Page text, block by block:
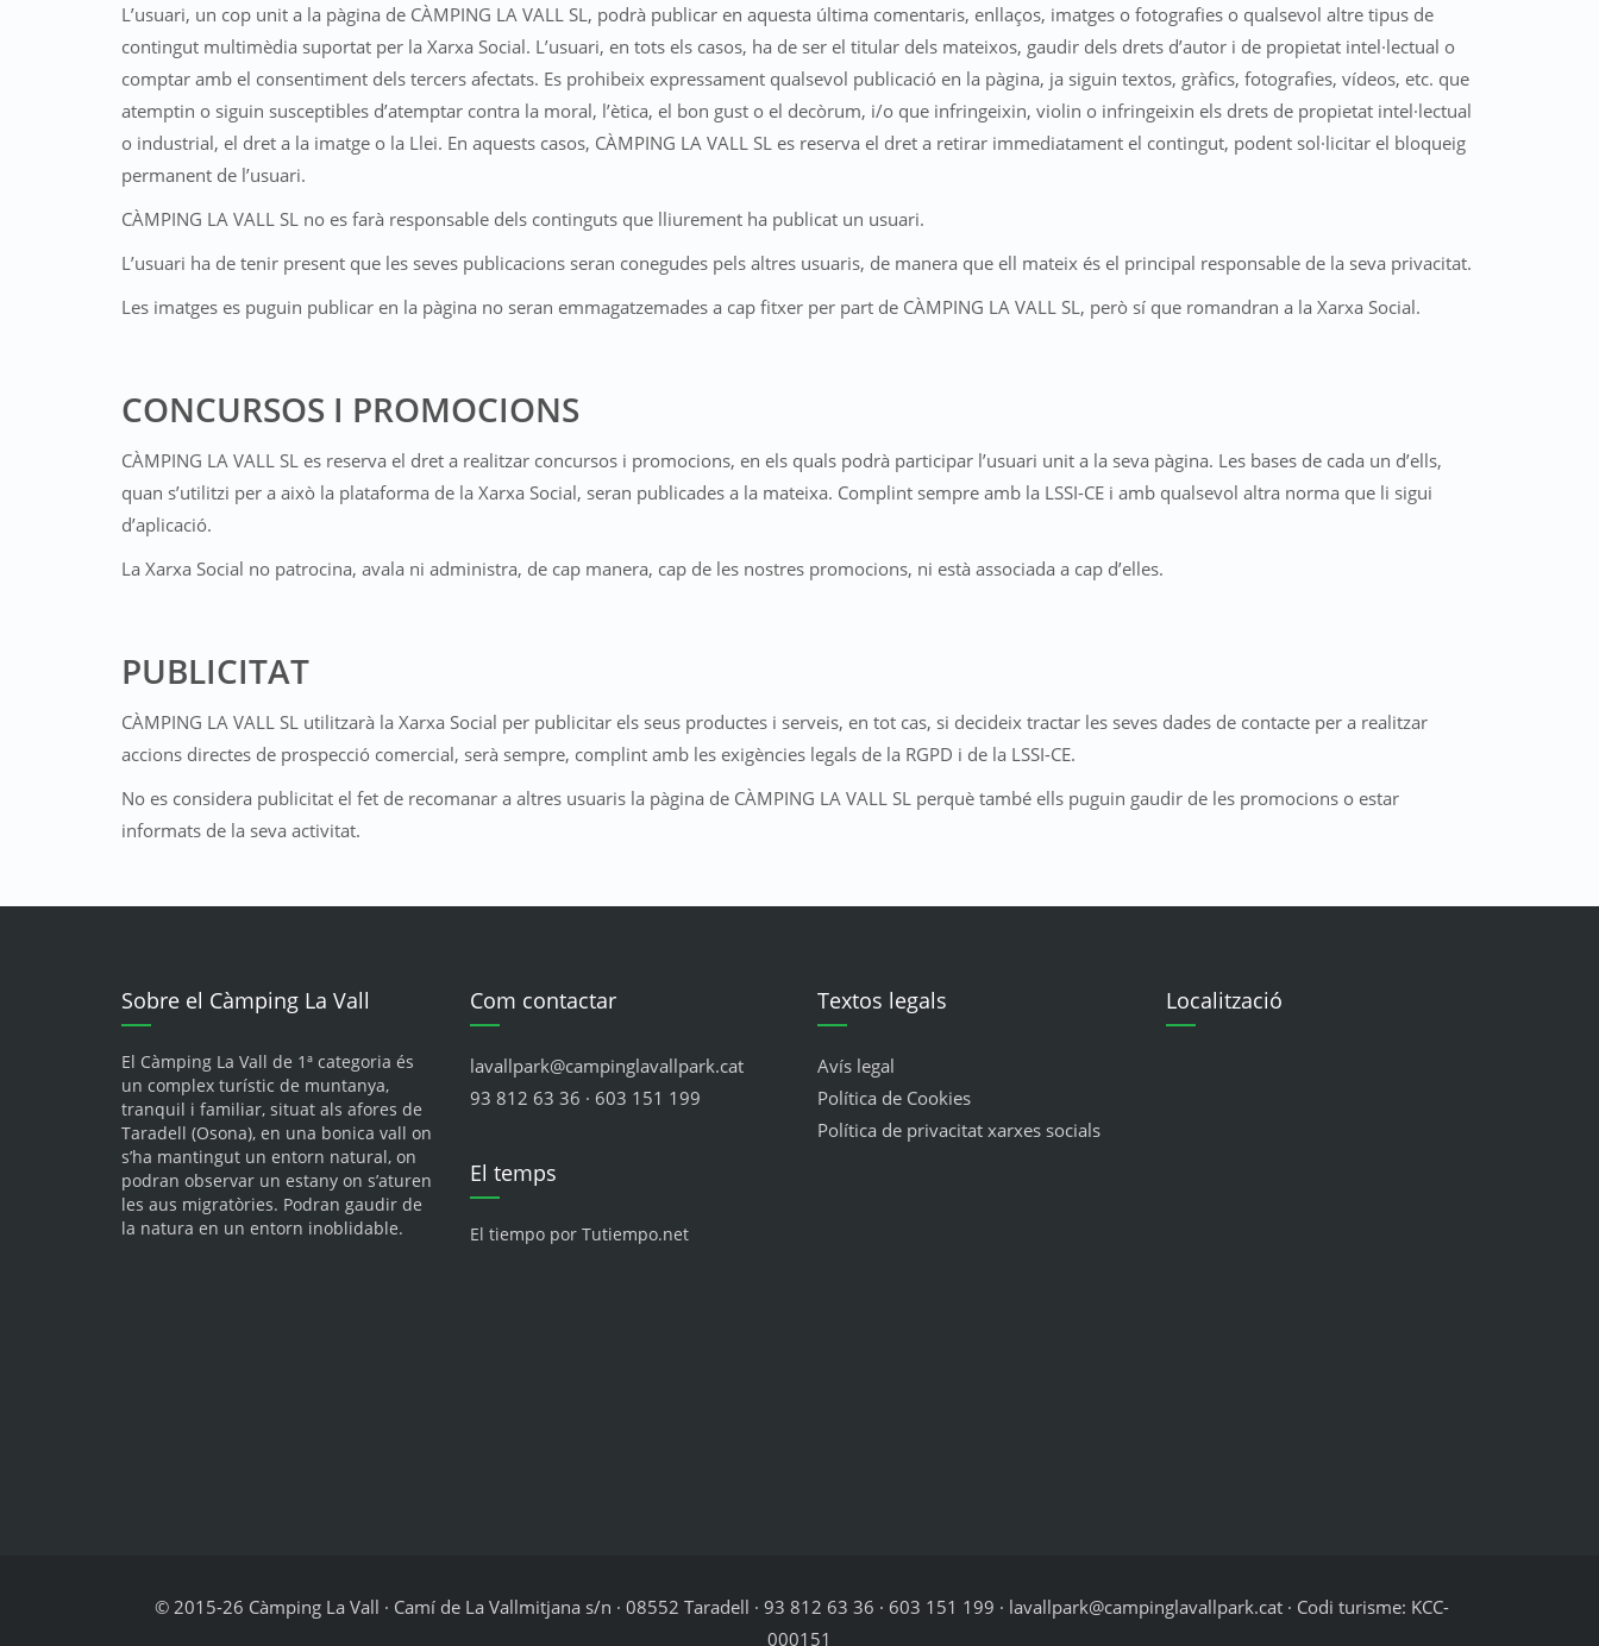
L’usuari, un cop unit a la pàgina de CÀMPING LA VALL SL, podrà publicar en aquesta última comentaris, enllaços, imatges o fotografies o qualsevol altre tipus de
contingut multimèdia suportat per la Xarxa Social. L’usuari, en tots els casos, ha de ser el titular dels mateixos, gaudir dels drets d’autor i de propietat intel·lectual o
comptar amb el consentiment dels tercers afectats. Es prohibeix expressament qualsevol publicació en la pàgina, ja siguin textos, gràfics, fotografies, vídeos, etc. que
atemptin o siguin susceptibles d’atemptar contra la moral, l’ètica, el bon gust o el decòrum, i/o que infringeixin, violin o infringeixin els drets de propietat intel·lectual
o industrial, el dret a la imatge o la Llei. En aquests casos, CÀMPING LA VALL SL es reserva el dret a retirar immediatament el contingut, podent sol·licitar el bloqueig
permanent de l’usuari.
CÀMPING LA VALL SL no es farà responsable dels continguts que lliurement ha publicat un usuari.
L’usuari ha de tenir present que les seves publicacions seran conegudes pels altres usuaris, de manera que ell mateix és el principal responsable de la seva privacitat.
Les imatges es puguin publicar en la pàgina no seran emmagatzemades a cap fitxer per part de CÀMPING LA VALL SL, però sí que romandran a la Xarxa Social.
CONCURSOS I PROMOCIONS
CÀMPING LA VALL SL es reserva el dret a realitzar concursos i promocions, en els quals podrà participar l’usuari unit a la seva pàgina. Les bases de cada un d’ells,
quan s’utilitzi per a això la plataforma de la Xarxa Social, seran publicades a la mateixa. Complint sempre amb la LSSI-CE i amb qualsevol altra norma que li sigui
d’aplicació.
La Xarxa Social no patrocina, avala ni administra, de cap manera, cap de les nostres promocions, ni està associada a cap d’elles.
PUBLICITAT
CÀMPING LA VALL SL utilitzarà la Xarxa Social per publicitar els seus productes i serveis, en tot cas, si decideix tractar les seves dades de contacte per a realitzar
accions directes de prospecció comercial, serà sempre, complint amb les exigències legals de la RGPD i de la LSSI-CE.
No es considera publicitat el fet de recomanar a altres usuaris la pàgina de CÀMPING LA VALL SL perquè també ells puguin gaudir de les promocions o estar
informats de la seva activitat.
Sobre el Càmping La Vall
El Càmping La Vall de 1ª categoria és
un complex turístic de muntanya,
tranquil i familiar, situat als afores de
Taradell (Osona), en una bonica vall on
s’ha mantingut un entorn natural, on
podran observar un estany on s’aturen
les aus migratòries. Podran gaudir de
la natura en un entorn inoblidable.
Com contactar
lavallpark@campinglavallpark.cat
93 812 63 36 · 603 151 199
El temps
El tiempo por Tutiempo.net
Textos legals
Avís legal
Política de Cookies
Política de privacitat xarxes socials
Localització
© 2015-26 Càmping La Vall · Camí de La Vallmitjana s/n · 08552 Taradell · 93 812 63 36 · 603 151 199 · lavallpark@campinglavallpark.cat · Codi turisme: KCC-
000151